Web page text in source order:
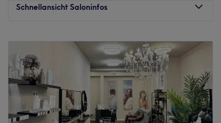
Schnellansicht Saloninfos
16:00–21:00
Mittwoch
16:00–
21:00
Donnerstag
16:00
Freitag
16:00
21:00
Samstag
09:00–18:00
Sonntag
Geschlossen